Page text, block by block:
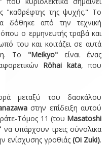
"καθρέφτης της ψυχής." Το
δόθηκε από την τεχνική
ο ερμηνευτής τραβά και
του και κοιτάζει σε αυτά
Το "Meikyo"είναι ένας
Rōhai kata, που
μεταξύ του δασκάλου
στην επίδειξη αυτού
Τόμος 11 (του Masatoshi
να υπάρχουν τρεις σύνολικα
ενίσχυσης γροθιάς (Oi Zuki).